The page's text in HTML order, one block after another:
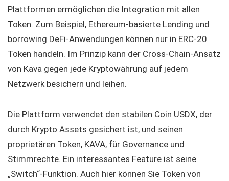
Plattformen ermöglichen die Integration mit allen
Token. Zum Beispiel, Ethereum-basierte Lending und
borrowing DeFi-Anwendungen können nur in ERC-20
Token handeln. Im Prinzip kann der Cross-Chain-Ansatz
von Kava gegen jede Kryptowährung auf jedem
Netzwerk besichern und leihen.
Die Plattform verwendet den stabilen Coin USDX, der
durch Krypto Assets gesichert ist, und seinen
proprietären Token, KAVA, für Governance und
Stimmrechte. Ein interessantes Feature ist seine
„Switch“-Funktion. Auch hier können Sie Token von